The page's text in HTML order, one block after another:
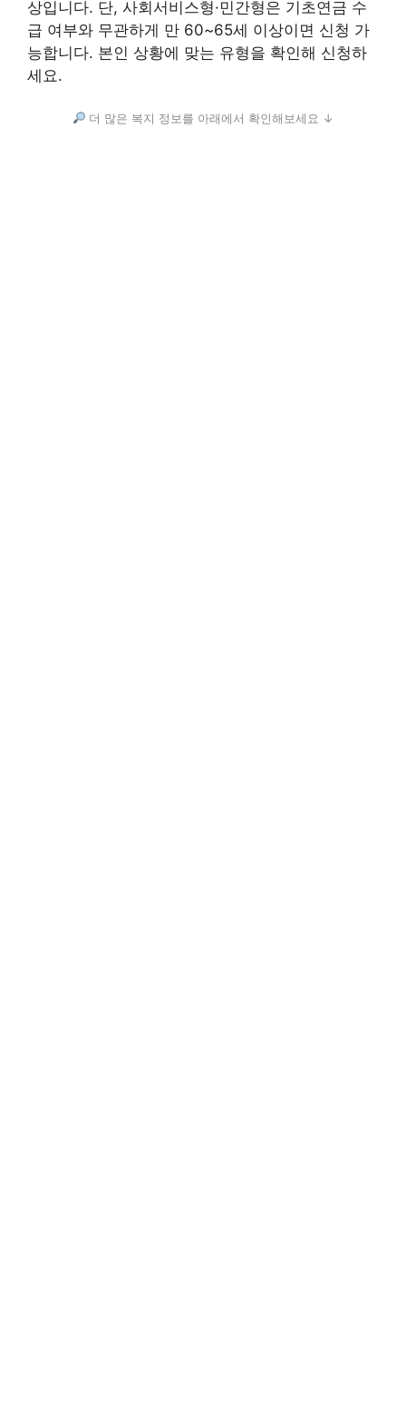
상입니다. 단, 사회서비스형·민간형은 기초연금 수
급 여부와 무관하게 만 60~65세 이상이면 신청 가
능합니다. 본인 상황에 맞는 유형을 확인해 신청하
세요.
더 많은 복지 정보를 아래에서 확인해보세요 ↓